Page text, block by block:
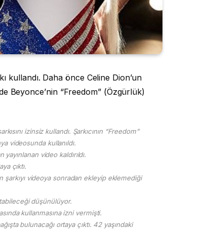
kullandı. Daha önce Celine Dion’un
Beyonce’nin “Freedom” (Özgürlük)
izinsiz kullandı. Şarkıcının “Freedom”
videosunda kullanıldı.
video kaldırıldı.
çıktı.
şarkıyı videoya sonradan ekleyip eklemediği
düşünülüyor.
kullanmasına izni vermişti.
bulunacağı ortaya çıktı. 42 yaşındaki